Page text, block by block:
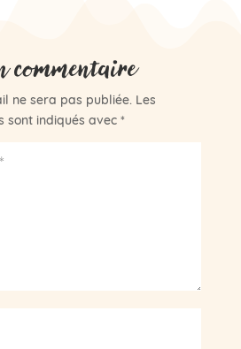
commentaire
ne sera pas publiée. Les
sont indiqués avec *